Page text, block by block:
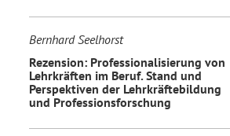
Bernhard Seelhorst
Rezension: Professionalisierung von
Lehrkräften im Beruf. Stand und
Perspektiven der Lehrkräftebildung
und Professionsforschung